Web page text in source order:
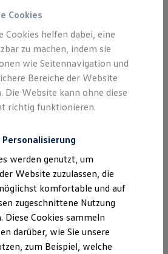
erfahren
Cookies
Cookies helfen dabei, eine
zu machen, indem sie
wie Seitennavigation und
Bereiche der Website
Die Website kann ohne diese
richtig funktionieren.
werden genutzt, um
Website zuzulassen, die
komfortable und auf
zugeschnittene Nutzung
Diese Cookies sammeln
darüber, wie Sie unsere
zum Beispiel, welche